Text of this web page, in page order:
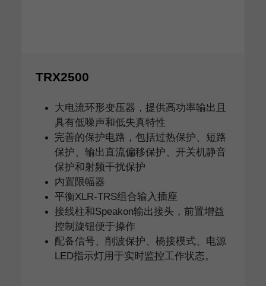
TRX2500
大电流环形变压器，提供高功率输出且
具有低噪声和低失真特性
完善的保护电路，包括过热保护、短路
保护、输出直流偏移保护、开关机静音
保护和射频干扰保护
内置限幅器
平衡XLR-TRS组合输入插座
接线柱和Speakon输出接头，前置增益
控制旋钮便于操作
配备信号、削波保护、橋接模式、电源
LED指示灯用于实时监控工作状态。